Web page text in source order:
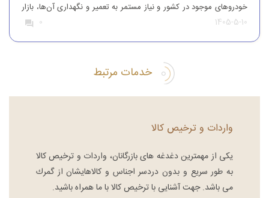
خودروهای موجود در کشور و نیاز مستمر به تعمیر و نگهداری آن‌ها، بازار
قطعات یدکی همواره از تقاضای قابل‌توجهی برخوردار بوده است. افرادی
که قصد واردات قطعات یدکی خودرو را دارند، باید […]
1405-5-10
0
خدمات مرتبط
واردات و ترخیص کالا
یكی از مهمترین دغدغه های بازرگانان، واردات و ترخیص کالا
به طور سریع و بدون دردسر اجناس و كالاهایشان از گمرك
می باشد. جهت آشنایی با ترخیص کالا با ما همراه باشید.